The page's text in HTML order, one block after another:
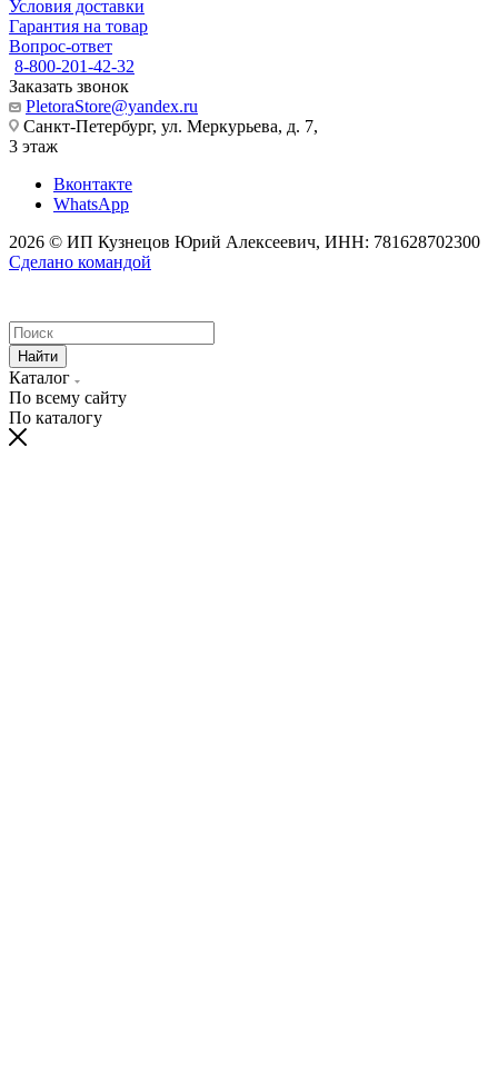
Условия доставки
Гарантия на товар
Вопрос-ответ
8-800-201-42-32
Заказать звонок
PletoraStore@yandex.ru
Санкт-Петербург, ул. Меркурьева, д. 7,
3 этаж
Вконтакте
WhatsApp
2026 © ИП Кузнецов Юрий Алексеевич, ИНН: 781628702300
Сделано командой
Найти
Каталог
По всему сайту
По каталогу